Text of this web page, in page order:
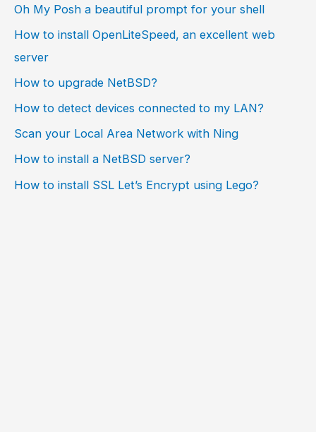
Oh My Posh a beautiful prompt for your shell
How to install OpenLiteSpeed, an excellent web
server
How to upgrade NetBSD?
How to detect devices connected to my LAN?
Scan your Local Area Network with Ning
How to install a NetBSD server?
How to install SSL Let’s Encrypt using Lego?